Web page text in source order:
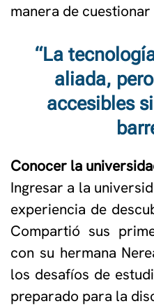
manera de
“La
aliada,
accesibles
Conocer la
Ingresar a la
experiencia de
Compartió sus
con su hermana
los desafíos de
preparado para la